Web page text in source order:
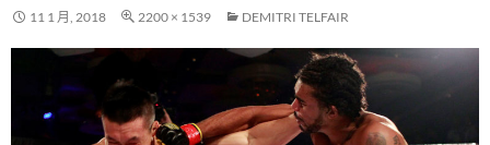
11 1 月, 2018 2200 × 1539 DEMITRI TELFAIR